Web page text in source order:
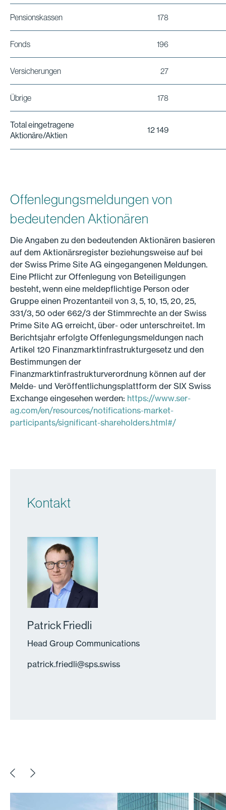
Pensionskassen 178
Fonds 196
Versicherungen 27
Übrige 178
Total eingetragene
Aktionäre/Aktien
12 149
Offenlegungsmeldungen von
bedeutenden Aktionären
Die Angaben zu den bedeutenden Aktionären basieren
auf dem Aktionärsregister beziehungsweise auf bei
der Swiss Prime Site AG eingegangenen Meldungen.
Eine Pflicht zur Offenlegung von Beteiligungen
besteht, wenn eine meldepflichtige Person oder
Gruppe einen Prozentanteil von 3, 5, 10, 15, 20, 25,
331/3, 50 oder 662/3 der Stimmrechte an der Swiss
Prime Site AG erreicht, über- oder unterschreitet. Im
Berichtsjahr erfolgte Offenlegungsmeldungen nach
Artikel 120 Finanzmarktinfrastrukturgesetz und den
Bestimmungen der
Finanzmarktinfrastrukturverordnung können auf der
Melde- und Veröffentlichungsplattform der SIX Swiss
Exchange eingesehen werden: https://www.ser-
ag.com/en/resources/notifications-market-
participants/significant-shareholders.html#/
Kontakt
Patrick Friedli
Head Group Communications
patrick.friedli@sps.swiss